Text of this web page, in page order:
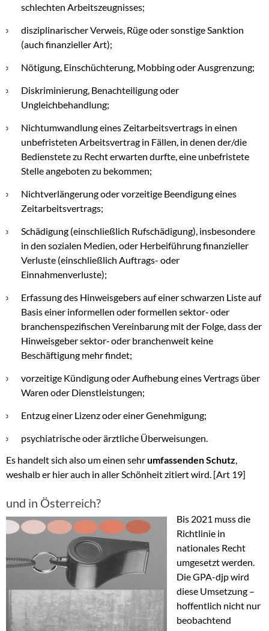
schlechten Arbeitszeugnisses;
disziplinarischer Verweis, Rüge oder sonstige Sanktion
(auch finanzieller Art);
Nötigung, Einschüchterung, Mobbing oder Ausgrenzung;
Diskriminierung, Benachteiligung oder
Ungleichbehandlung;
Nichtumwandlung eines Zeitarbeitsvertrags in einen
unbefristeten Arbeitsvertrag in Fällen, in denen der/die
Bedienstete zu Recht erwarten durfte, eine unbefristete
Stelle angeboten zu bekommen;
Nichtverlängerung oder vorzeitige Beendigung eines
Zeitarbeitsvertrags;
Schädigung (einschließlich Rufschädigung), insbesondere
in den sozialen Medien, oder Herbeiführung finanzieller
Verluste (einschließlich Auftrags- oder
Einnahmenverluste);
Erfassung des Hinweisgebers auf einer schwarzen Liste auf
Basis einer informellen oder formellen sektor‑ oder
branchenspezifischen Vereinbarung mit der Folge, dass der
Hinweisgeber sektor‑ oder branchenweit keine
Beschäftigung mehr findet;
vorzeitige Kündigung oder Aufhebung eines Vertrags über
Waren oder Dienstleistungen;
Entzug einer Lizenz oder einer Genehmigung;
psychiatrische oder ärztliche Überweisungen.
Es handelt sich also um einen sehrumfassenden Schutz
weshalb er hier auch in aller Schönheit zitiert wird. [Art 19]
und in Österreich?
Bis 2021 muss die
Richtlinie in
nationales Recht
umgesetzt werden.
Die GPA-djp wird
diese Umsetzung –
hoffentlich nicht nur
beobachtend